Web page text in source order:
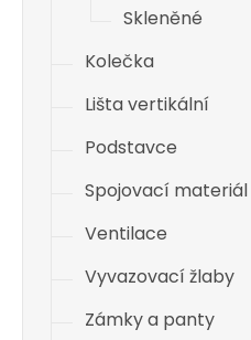
Skleněné
Kolečka
Lišta vertikální
Podstavce
Spojovací materiál
Ventilace
Vyvazovací žlaby
Zámky a panty